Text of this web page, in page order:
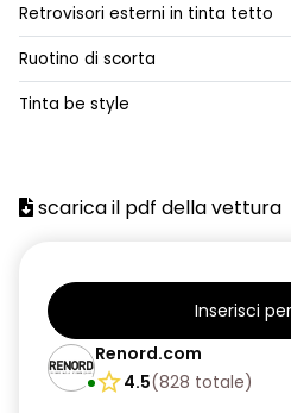
alzacristalli posteriori elettrici
assistenza alla frenata
cartografia standard
climatizzatore automatico
criterio tecnico per tetto
design cerchi in lega da 18''
Retrovisori esterni in tinta tetto
Ruotino di scorta
Tinta be style
scarica il pdf della vettura
Inserisci
Renord.com
4.5(828 totale)